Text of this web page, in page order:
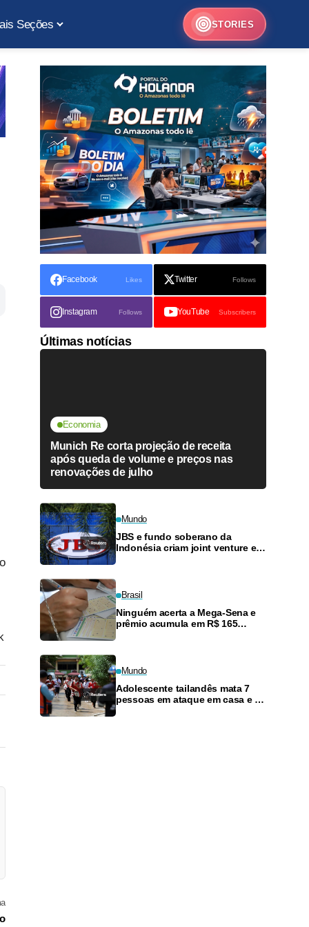
Seções STORIES
Facebook Likes Twitter Follows
Instagram Follows YouTube Subscribers
Últimas notícias
Economia
Munich Re corta projeção de receita
após queda de volume e preços nas
renovações de julho
Mundo
JBS e fundo soberano da
Indonésia criam joint venture e
Brasil
Ninguém acerta a Mega-Sena e
prêmio acumula em R$ 165
Mundo
Adolescente tailandês mata 7
pessoas em ataque em casa e na